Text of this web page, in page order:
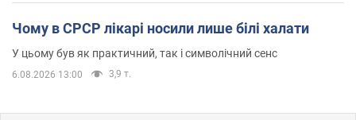
Чому в СРСР лікарі носили лише білі халати
У цьому був як практичний, так і символічний сенс
6.08.2026 13:00 3,9 т.